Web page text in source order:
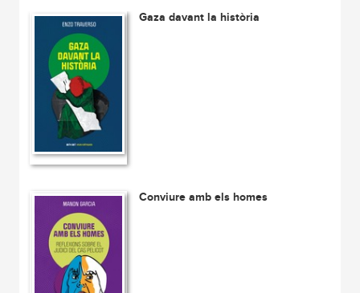
Gaza davant la història
Conviure amb els homes